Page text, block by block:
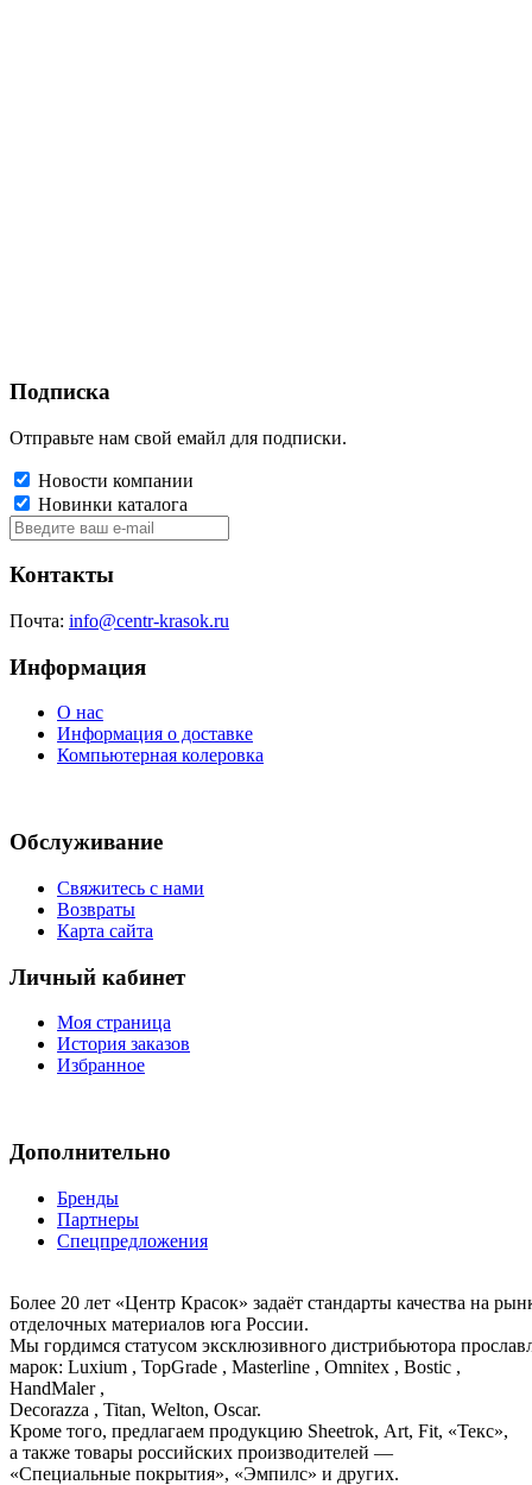
Подписка
Отправьте нам свой емайл для подписки.
Новости компании
Новинки каталога
Контакты
Почта: info@centr-krasok.ru
Информация
О нас
Информация о доставке
Компьютерная колеровка
Обслуживание
Свяжитесь с нами
Возвраты
Карта сайта
Личный кабинет
Моя страница
История заказов
Избранное
Дополнительно
Бренды
Партнеры
Спецпредложения
Более 20 лет «Центр Красок» задаёт стандарты качества на
отделочных материалов юга России.
Мы гордимся статусом эксклюзивного дистрибьютора
марок: Luxium , TopGrade , Masterline , Omnitex , Bostic ,
HandMaler ,
Decorazza , Titan, Welton, Oscar.
Кроме того, предлагаем продукцию Sheetrok, Art, Fit, «Текс»,
а также товары российских производителей —
«Специальные покрытия», «Эмпилс» и других.